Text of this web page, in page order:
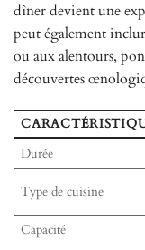
dîner devient une
peut également
ou aux alentours,
découvertes
Durée
Type de cuisine
Capacité